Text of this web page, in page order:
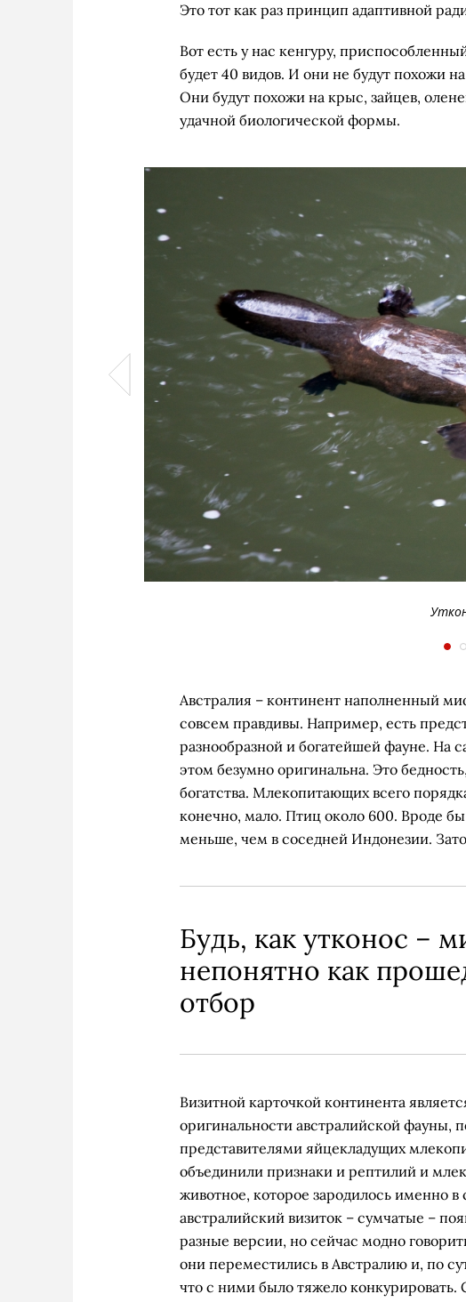
Это тот как раз принцип адаптивной
Вот есть у нас кенгуру,
будет 40 видов. И они не будут похожи
Они будут похожи на крыс, зайцев,
удачной биологической формы.
Австралия – континент наполненный
совсем правдивы. Например, есть
разнообразной и богатейшей фауне. На
этом безумно оригинальна. Это
богатства. Млекопитающих всего
конечно, мало. Птиц около 600. Вроде
меньше, чем в соседней Индонезии.
Будь, как утконос –
непонятно как
отбор
Визитной карточкой континента
оригинальности австралийской фауны,
представителями яйцекладущих
объединили признаки и рептилий и
животное, которое зародилось именно в
австралийский визиток – сумчатые –
разные версии, но сейчас модно
они переместились в Австралию и, по
что с ними было тяжело конкурировать.